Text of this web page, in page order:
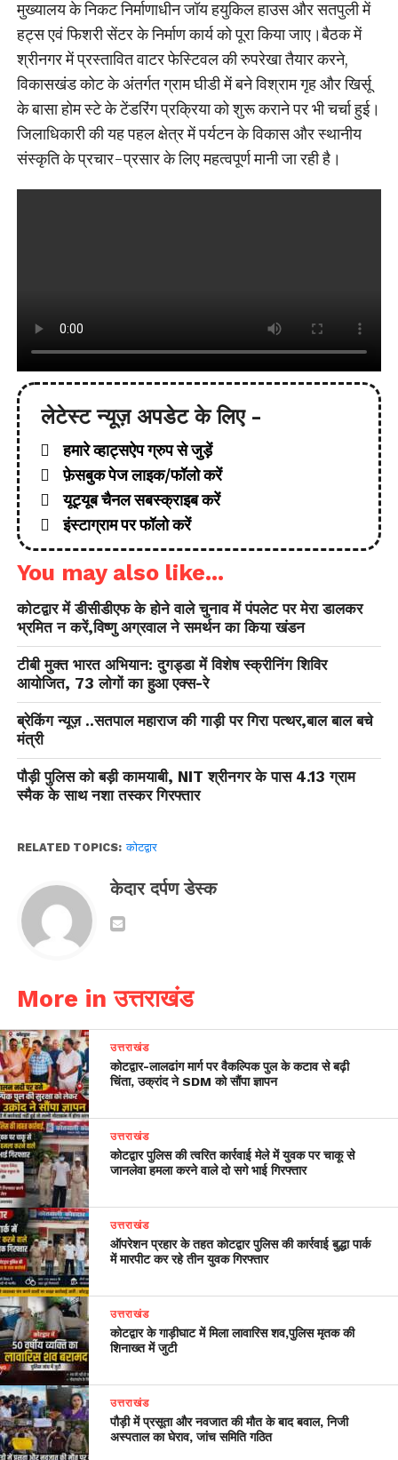
मुख्यालय के निकट निर्माणाधीन जॉय हयुकिल हाउस और सतपुली में
हट्स एवं फिशरी सेंटर के निर्माण कार्य को पूरा किया जाए।बैठक में
श्रीनगर में प्रस्तावित वाटर फेस्टिवल की रुपरेखा तैयार करने,
विकासखंड कोट के अंतर्गत ग्राम घीडी में बने विश्राम गृह और खिर्सू
के बासा होम स्टे के टेंडरिंग प्रक्रिया को शुरू कराने पर भी चर्चा हुई।
जिलाधिकारी की यह पहल क्षेत्र में पर्यटन के विकास और स्थानीय
संस्कृति के प्रचार-प्रसार के लिए महत्वपूर्ण मानी जा रही है।
लेटेस्ट न्यूज़ अपडेट के लिए -
हमारे व्हाट्सऐप ग्रुप से जुड़ें
फ़ेसबुक पेज लाइक/फॉलो करें
यूट्यूब चैनल सबस्क्राइब करें
इंस्टाग्राम पर फॉलो करें
You may also like...
कोटद्वार में डीसीडीएफ के होने वाले चुनाव में पंपलेट पर मेरा डालकर
भ्रमित न करें,विष्णु अग्रवाल ने समर्थन का किया खंडन
टीबी मुक्त भारत अभियान: दुगड्डा में विशेष स्क्रीनिंग शिविर
आयोजित, 73 लोगों का हुआ एक्स-रे
ब्रेकिंग न्यूज़ ..सतपाल महाराज की गाड़ी पर गिरा पत्थर,बाल बाल बचे
मंत्री
पौड़ी पुलिस को बड़ी कामयाबी, NIT श्रीनगर के पास 4.13 ग्राम
स्मैक के साथ नशा तस्कर गिरफ्तार
RELATED TOPICS: कोटद्वार
केदार दर्पण डेस्क
More in उत्तराखंड
उत्तराखंड
​कोटद्वार-लालढांग मार्ग पर वैकल्पिक पुल के कटाव से बढ़ी
चिंता, उक्रांद ने SDM को सौंपा ज्ञापन
उत्तराखंड
कोटद्वार पुलिस की त्वरित कार्रवाई मेले में युवक पर चाकू से
जानलेवा हमला करने वाले दो सगे भाई गिरफ्तार
उत्तराखंड
ऑपरेशन प्रहार के तहत कोटद्वार पुलिस की कार्रवाई बुद्धा पार्क
में मारपीट कर रहे तीन युवक गिरफ्तार
उत्तराखंड
कोटद्वार के गाड़ीघाट में मिला लावारिस शव,पुलिस मृतक की
शिनाख्त में जुटी
उत्तराखंड
पौड़ी में प्रसूता और नवजात की मौत के बाद बवाल, निजी
अस्पताल का घेराव, जांच समिति गठित